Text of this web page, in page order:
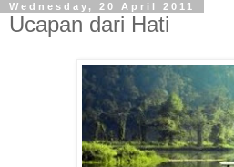
Wednesday, 20 April 2011
Ucapan dari Hati